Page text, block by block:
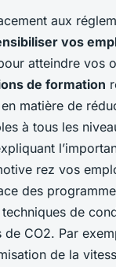
aux
vos
atteindre vos
de formation
matière de
à tous les
rez vos
des
de
CO2. Par
de la